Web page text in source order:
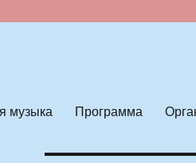
музыка Программа